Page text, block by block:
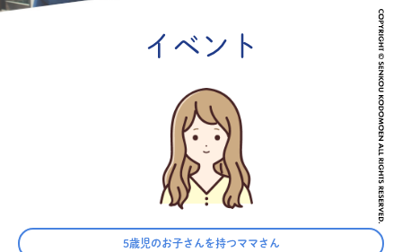
イベント
5歳児のお子さんを持つママさん